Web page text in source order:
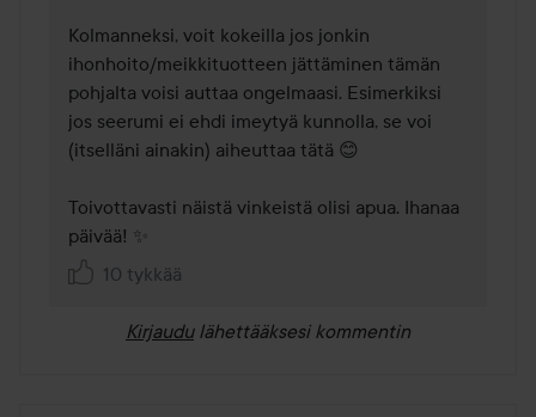
Kolmanneksi, voit kokeilla jos jonkin
ihonhoito/meikkituotteen jättäminen tämän
pohjalta voisi auttaa ongelmaasi. Esimerkiksi
jos seerumi ei ehdi imeytyä kunnolla, se voi
(itselläni ainakin) aiheuttaa tätä 😊
Toivottavasti näistä vinkeistä olisi apua. Ihanaa
päivää! ✨
10 tykkää
Kirjaudu lähettääksesi kommentin